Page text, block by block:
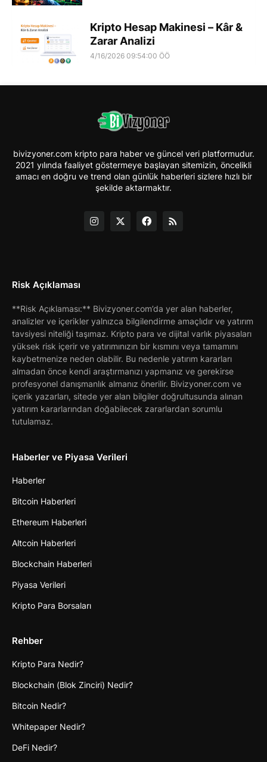
Kripto Hesap Makinesi – Kâr &
Zarar Analizi
4/16/2026 09:54:00 ÖÖ
bivizyoner.com kripto para haber ve güncel veri platformudur.
2021 yılında faaliyet göstermeye başlayan sitemizin, öncelikli
amacı en doğru ve trend olan günlük haberleri sizlere hızlı bir
şekilde aktarmaktır.
Risk Açıklaması
**Risk Açıklaması:** Bivizyoner.com’da yer alan haberler,
analizler ve içerikler yalnızca bilgilendirme amaçlıdır ve yatırım
tavsiyesi niteliği taşımaz. Kripto para ve dijital varlık piyasaları
yüksek risk içerir ve yatırımınızın bir kısmını veya tamamını
kaybetmenize neden olabilir. Bu nedenle yatırım kararları
almadan önce kendi araştırmanızı yapmanız ve gerekirse
profesyonel danışmanlık almanız önerilir. Bivizyoner.com ve
içerik yazarları, sitede yer alan bilgiler doğrultusunda alınan
yatırım kararlarından doğabilecek zararlardan sorumlu
tutulamaz.
Haberler ve Piyasa Verileri
Haberler
Bitcoin Haberleri
Ethereum Haberleri
Altcoin Haberleri
Blockchain Haberleri
Piyasa Verileri
Kripto Para Borsaları
Rehber
Kripto Para Nedir?
Blockchain (Blok Zinciri) Nedir?
Bitcoin Nedir?
Whitepaper Nedir?
DeFi Nedir?